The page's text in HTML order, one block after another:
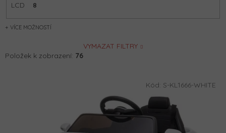
LCD 8
MOŽNOSTÍ
VYMAZAT FILTRY
Položek k zobrazení: 76
Kód: S-KL1666-WHITE